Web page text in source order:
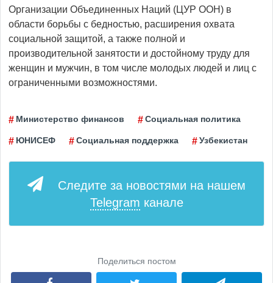
Организации Объединенных Наций (ЦУР ООН) в
области борьбы с бедностью, расширения охвата
социальной защитой, а также полной и
производительной занятости и достойному труду для
женщин и мужчин, в том числе молодых людей и лиц с
ограниченными возможностями.
Министерство финансов Социальная политика
ЮНИСЕФ Социальная поддержка Узбекистан
Следите за новостями на нашем
Telegram канале
Поделиться постом